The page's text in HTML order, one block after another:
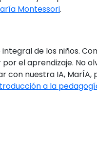
Montessori.
de los niños.
el aprendizaje. No
nuestra IA, MarÍA,
a la